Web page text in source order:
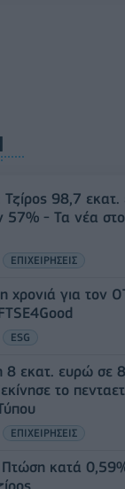
Τζίρος 98,7
57% - Τα νέα
ΕΠΙΧΕΙΡΗΣΕΙΣ
χρονιά για τον
ESG
8 εκατ. ευρώ σε
το
ΕΠΙΧΕΙΡΗΣΕΙΣ
Πτώση κατά